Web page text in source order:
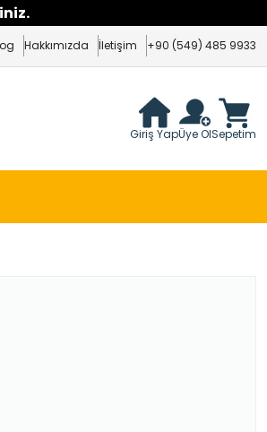
Hakkımızda İletişim +90 (549) 485 9933
Giriş YapÜye OlSepetim